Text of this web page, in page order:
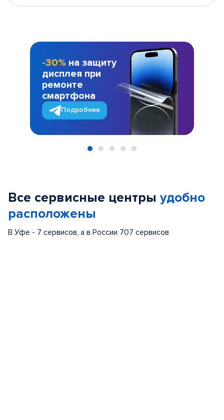
-30% на защиту
дисплея при
ремонте
смартфона
Подробнее
Все сервисные центры удобно
расположены
В Уфе - 7 сервисов, а в России 707 сервисов